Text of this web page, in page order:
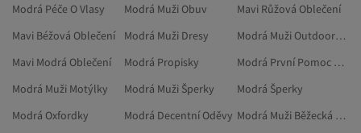
Modrá Péče O Vlasy
Modrá Muži Obuv
Mavi Růžová Oblečení
Mavi Béžová Oblečení
Modrá Muži Dresy
Modrá Muži Outdoorové Oblečení
Mavi Modrá Oblečení
Modrá Propisky
Modrá První Pomoc A Bezpečnost
Modrá Muži Motýlky
Modrá Muži Šperky
Modrá Šperky
Modrá Oxfordky
Modrá Decentní Oděvy
Modrá Muži Běžecká Obuv